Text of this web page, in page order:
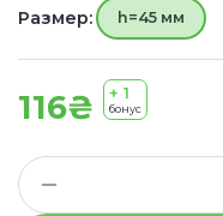
116₴ + 1
бонус
Размер: h=45 мм